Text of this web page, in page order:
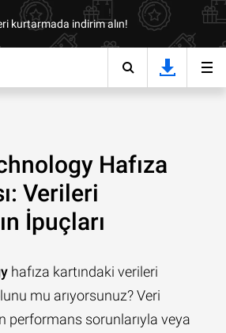
kurtarmada indirim alın!
Hafıza
Verileri
İpuçları
hafıza kartındaki verileri
mu arıyorsunuz? Veri
performans sorunlarıyla veya